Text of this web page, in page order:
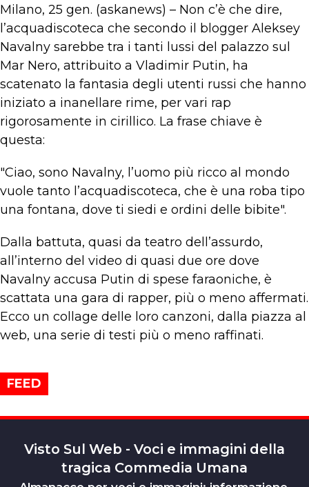
Milano, 25 gen. (askanews) – Non c’è che dire,
l’acquadiscoteca che secondo il blogger Aleksey
Navalny sarebbe tra i tanti lussi del palazzo sul
Mar Nero, attribuito a Vladimir Putin, ha
scatenato la fantasia degli utenti russi che hanno
iniziato a inanellare rime, per vari rap
rigorosamente in cirillico. La frase chiave è
questa:
"Ciao, sono Navalny, l’uomo più ricco al mondo
vuole tanto l’acquadiscoteca, che è una roba tipo
una fontana, dove ti siedi e ordini delle bibite".
Dalla battuta, quasi da teatro dell’assurdo,
all’interno del video di quasi due ore dove
Navalny accusa Putin di spese faraoniche, è
scattata una gara di rapper, più o meno affermati.
Ecco un collage delle loro canzoni, dalla piazza al
web, una serie di testi più o meno raffinati.
FEED
Visto Sul Web - Voci e immagini della
tragica Commedia Umana